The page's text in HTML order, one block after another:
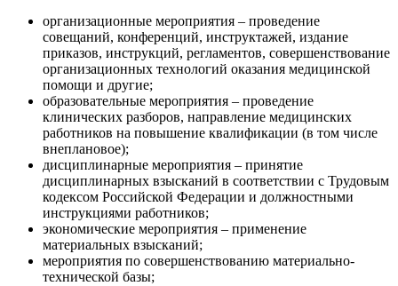
организационные мероприятия – проведение
совещаний, конференций, инструктажей, издание
приказов, инструкций, регламентов, совершенствование
организационных технологий оказания медицинской
помощи и другие;
образовательные мероприятия – проведение
клинических разборов, направление медицинских
работников на повышение квалификации (в том числе
внеплановое);
дисциплинарные мероприятия – принятие
дисциплинарных взысканий в соответствии с Трудовым
кодексом Российской Федерации и должностными
инструкциями работников;
экономические мероприятия – применение
материальных взысканий;
мероприятия по совершенствованию материально-
технической базы;